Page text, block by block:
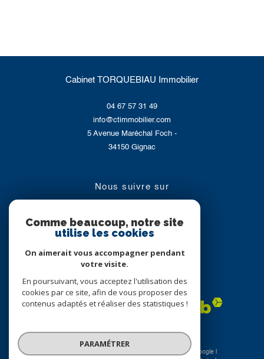
Cabinet TORQUEBIAU Immobilier
04 67 57 31 49
info@ctimmobilier.com
5 Avenue Maréchal Foch -
34150
Gignac
nous suivre sur
Adhérents
© 2026 | Tous droits réservés | Traduction powered by Google |
Comme beaucoup, notre site
utilise les cookies
On aimerait vous accompagner pendant
votre visite.
En poursuivant, vous acceptez l'utilisation des
cookies par ce site, afin de vous proposer des
contenus adaptés et réaliser des statistiques !
PARAMÉTRER